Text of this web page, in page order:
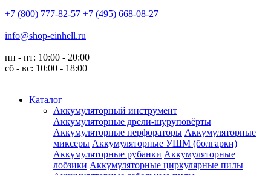
+7 (800) 777-82-57 +7 (495) 668-08-27
info@shop-einhell.ru
пн - пт: 10:00 - 20:00
сб - вс: 10:00 - 18:00
Каталог
Аккумуляторный инструмент
Аккумуляторные дрели-шуруповёрты
Аккумуляторные перфораторы Аккумуляторные
миксеры Аккумуляторные УШМ (болгарки)
Аккумуляторные рубанки Аккумуляторные
лобзики Аккумуляторные циркулярные пилы